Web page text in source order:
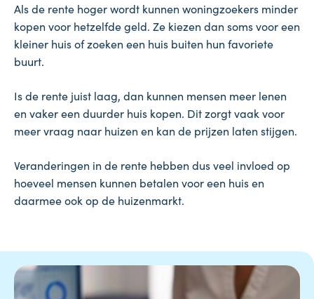
Als de rente hoger wordt kunnen woningzoekers minder
kopen voor hetzelfde geld. Ze kiezen dan soms voor een
kleiner huis of zoeken een huis buiten hun favoriete
buurt.
Is de rente juist laag, dan kunnen mensen meer lenen
en vaker een duurder huis kopen. Dit zorgt vaak voor
meer vraag naar huizen en kan de prijzen laten stijgen.
Veranderingen in de rente hebben dus veel invloed op
hoeveel mensen kunnen betalen voor een huis en
daarmee ook op de huizenmarkt.